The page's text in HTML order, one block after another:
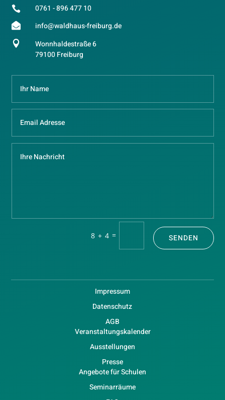
 0761 - 896 477 10
 info@waldhaus-freiburg.de

Wonnhaldestraße 6
79100 Freiburg
8 + 4 = SENDEN
Impressum
Datenschutz
AGB
Veranstaltungskalender
Ausstellungen
Presse
Angebote für Schulen
Seminarräume